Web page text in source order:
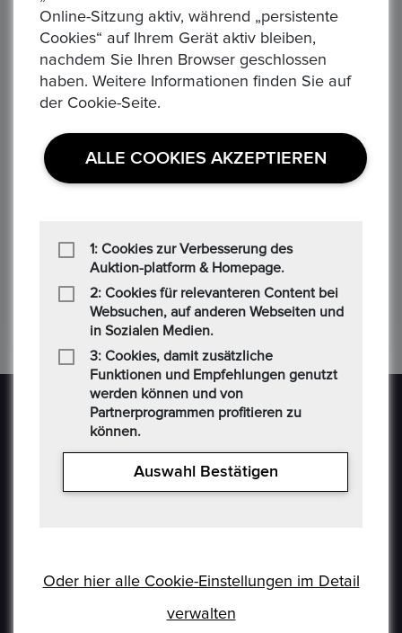
Verfügbar
0Menge.
‹
verkaufen können. Epoxa bietet zusätzlich einen
Umtauschservice von DM zu EUR an. Mit diesem
Online-Sitzung aktiv, während „persistente
Cookies“ auf Ihrem Gerät aktiv bleiben,
nachdem Sie Ihren Browser geschlossen
haben. Weitere Informationen finden Sie auf
der Cookie-Seite.
ALLE COOKIES AKZEPTIEREN
1: Cookies zur Verbesserung des
Auktion-platform & Homepage.
2: Cookies für relevanteren Content bei
Websuchen, auf anderen Webseiten und
in Sozialen Medien.
3: Cookies, damit zusätzliche
Funktionen und Empfehlungen genutzt
werden können und von
Partnerprogrammen profitieren zu
können.
Auswahl Bestätigen
Oder hier alle Cookie-Einstellungen im Detail
verwalten